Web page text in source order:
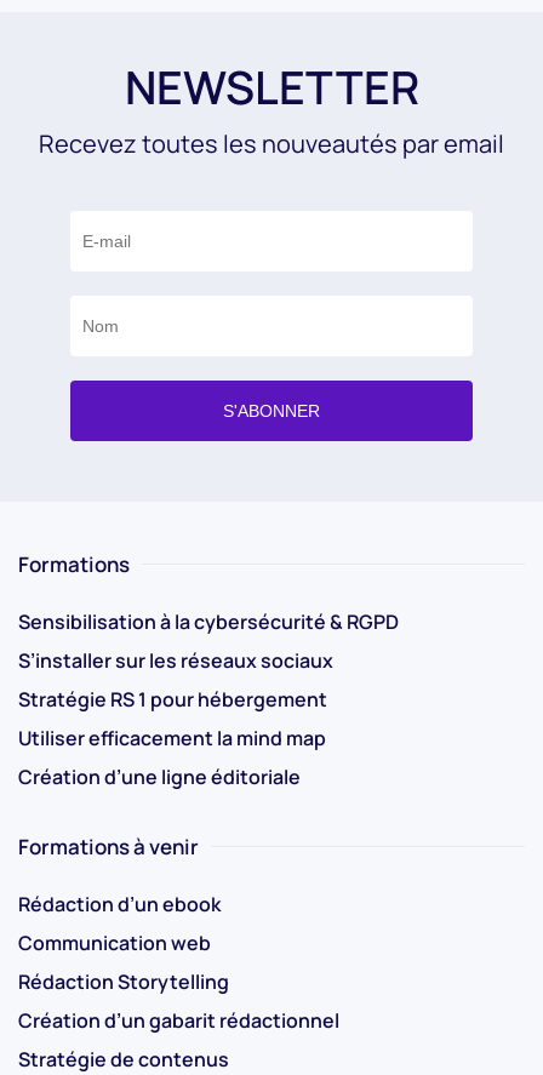
NEWSLETTER
Recevez toutes les nouveautés par email
Formations
Sensibilisation à la cybersécurité & RGPD
S’installer sur les réseaux sociaux
Stratégie RS 1 pour hébergement
Utiliser efficacement la mind map
Création d’une ligne éditoriale
Formations à venir
Rédaction d’un ebook
Communication web
Rédaction Storytelling
Création d’un gabarit rédactionnel
Stratégie de contenus